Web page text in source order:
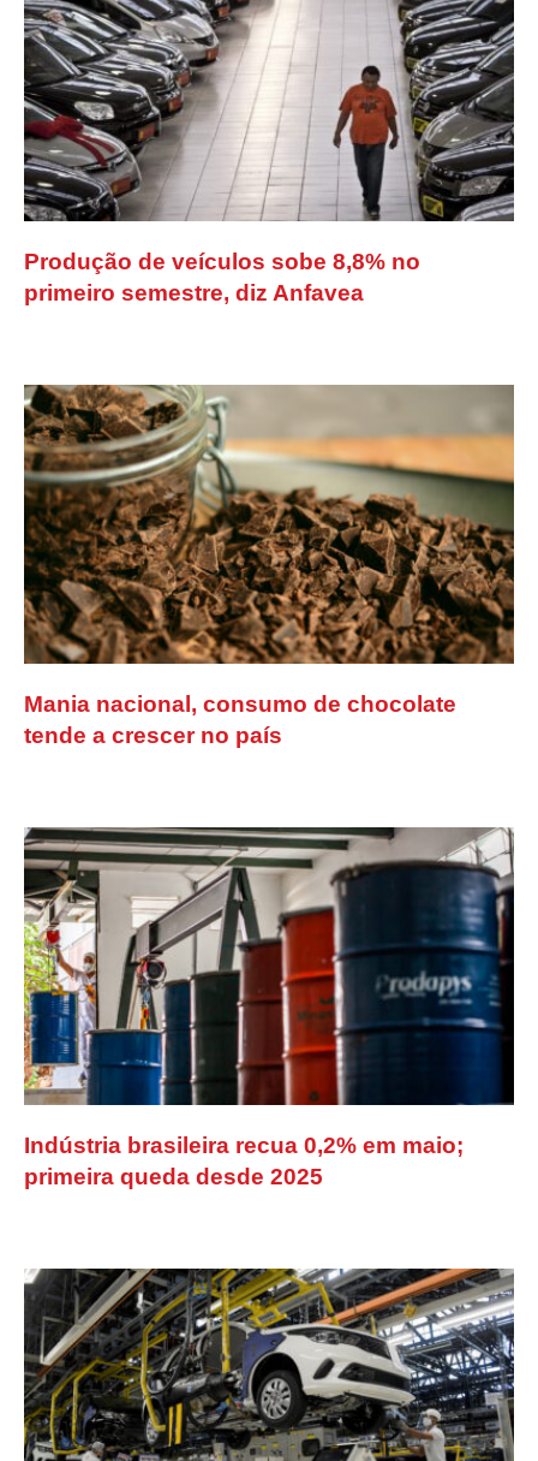
Produção de veículos sobe 8,8% no
primeiro semestre, diz Anfavea
Mania nacional, consumo de chocolate
tende a crescer no país
Indústria brasileira recua 0,2% em maio;
primeira queda desde 2025